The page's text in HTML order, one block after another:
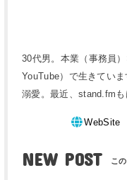
30代男。本業（事務員
YouTube）で生きてい
溺愛。最近、stand.fmも
WebSite
NEW POST